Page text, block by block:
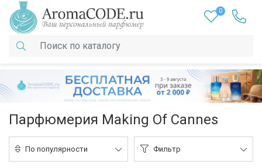
0
Парфюмерия Making Of Cannes
По популярности Фильтр